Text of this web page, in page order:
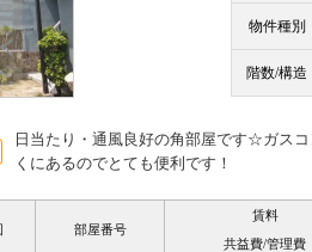
物件種別
階数/構造
日当たり・通風良好の角部屋です☆ガス
くにあるのでとても便利です！
部屋番号
賃料
共益費/管理費